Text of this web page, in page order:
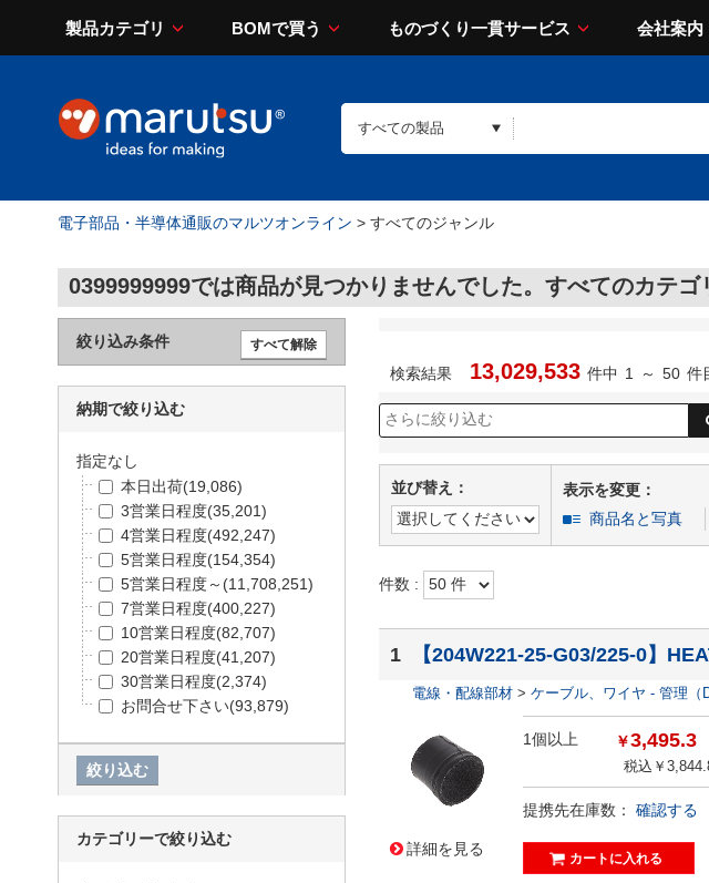
製品カテゴリ BOMで買う ものづくり一貫サービス 会社案内
電子部品・半導体通販のマルツオンライン > すべてのジャンル
0399999999では商品が見つかりませんでした。すべてのカテゴ
検索結果 13,029,533 件中 1 ～ 50 件
並び替え：
表示を変更：
商品名と写真
件数 :
1 【204W221-25-G03/225-0】
電線・配線部材 > ケーブル、ワイヤ - 管理（
詳細を見る
1個以上 ￥3,495.3
税込￥
提携先在庫数： 確認する
絞り込み条件
納期で絞り込む
指定なし
本日出荷(19,086)
3営業日程度(35,201)
4営業日程度(492,247)
5営業日程度(154,354)
5営業日程度～ (11,708,251)
7営業日程度(400,227)
10営業日程度(82,707)
20営業日程度(41,207)
30営業日程度(2,374)
お問合せ下さい(93,879)
カテゴリーで絞り込む